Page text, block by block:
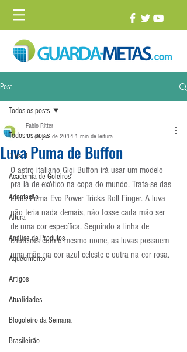
Post
Todos os posts
1 vs. 1
Academia de Goleiros
Adaptação
Altura
Análise de Produtos
Aquecimento
Artigos
Atualidades
Blogoleiro da Semana
Brasileirão
Todos os posts
Luva Puma de Buffon
Fabio Ritter
10 de jun. de 2014 1 min de leitura
O astro italiano Gigi Buffon irá usar um modelo
pra lá de exótico na copa do mundo. Trata-se das
luvas Puma Evo Power Tricks Roll Finger. A luva
não teria nada demais, não fosse cada mão ser
de uma cor específica. Seguindo a linha de
chuteiras com o mesmo nome, as luvas possuem
uma mão na cor azul celeste e outra na cor rosa.